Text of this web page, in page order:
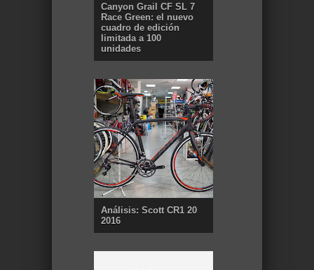
Canyon Grail CF SL 7
Race Green: el nuevo
cuadro de edición
limitada a 100
unidades
Análisis: Scott CR1 20
2016